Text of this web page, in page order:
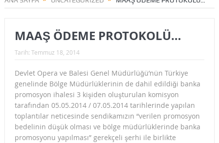
MAAŞ ÖDEME PROTOKOLÜ…
Tarih: Temmuz 18, 2014
Devlet Opera ve Balesi Genel Müdürlüğü’nün Türkiye
genelinde Bölge Müdürlüklerinin de dahil edildiği banka
promosyon ihalesi 3 kişiden oluşturulan komisyon
tarafından 05.05.2014 / 07.05.2014 tarihlerinde yapılan
toplantılar neticesinde sendikamızın “verilen promosyon
bedelinin düşük olması ve bölge müdürlüklerinde banka
promosyonu yapılması” gerekçeli şerhi ile birlikte